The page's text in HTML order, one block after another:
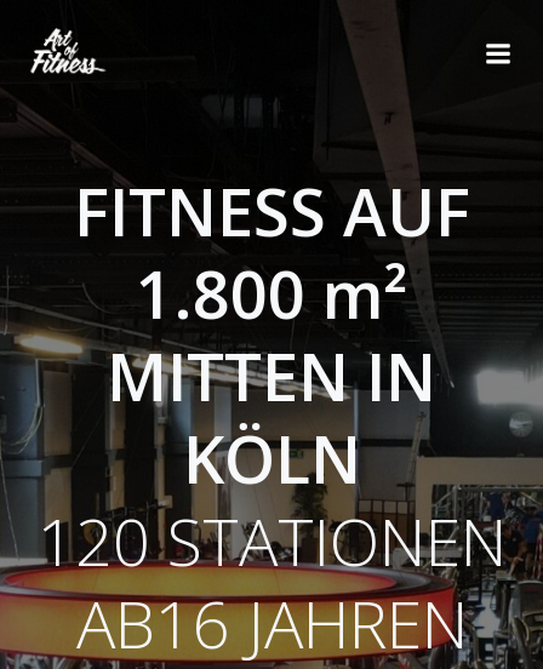
FITNESS AUF
1.800 m²
MITTEN IN
KÖLN
120 STATIONEN
AB16 JAHREN